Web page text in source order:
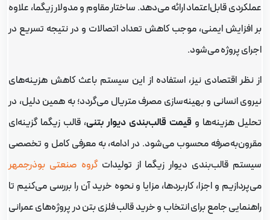
قابل‌اعتماد ارائه می‌دهد. ساختار مقاوم و مدولار زیگما، علاوه
افزایش ایمنی، موجب کاهش تعداد اتصالات و در نتیجه تسریع در
پروژه می‌شود.
نظر اقتصادی نیز، استفاده از این سیستم باعث کاهش هزینه‌های
انسانی و بهینه‌سازی مصرف متریال می‌گردد؛ به همین دلیل، در
هزینه‌ها وقیمت قالب‌بندی دیوار بتنی، قالب زیگما گزینه‌ای
محسوب می‌شود. در ادامه، به معرفی کامل و تخصصی
قالب‌بندی دیوار زیگما از تولیداتگروه صنعتی بوذرجمهر
و اجزا، کاربردها، مزایا و نحوه خرید آن را بررسی می‌کنیم تا
جامع برای انتخاب و خرید قالب فلزی بتن در پروژه‌های عمرانی